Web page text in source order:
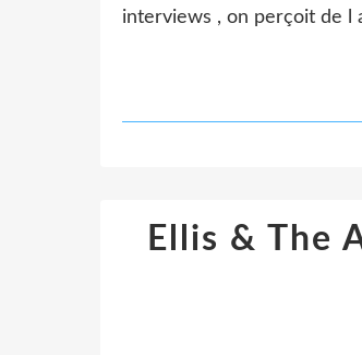
interviews , on perçoit de l
Ellis & The